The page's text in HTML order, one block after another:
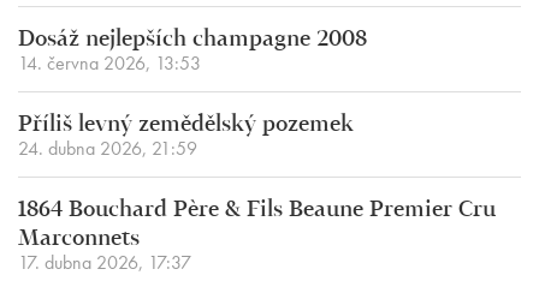
Dosáž nejlepších champagne 2008
14. června 2026, 13:53
Příliš levný zemědělský pozemek
24. dubna 2026, 21:59
1864 Bouchard Père & Fils Beaune Premier Cru
Marconnets
17. dubna 2026, 17:37